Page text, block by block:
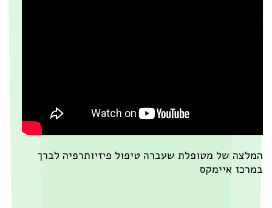
של מטופלת שעברה טיפול פיזיותרפיה לברך
איימקס